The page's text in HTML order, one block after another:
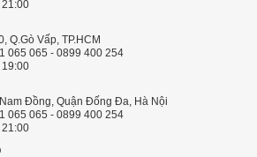
21:00
Q.Gò Vấp, TP.HCM
065 065 - 0899 400 254
19:00
Đồng, Quận Đống Đa, Hà Nội
065 065 - 0899 400 254
21:00